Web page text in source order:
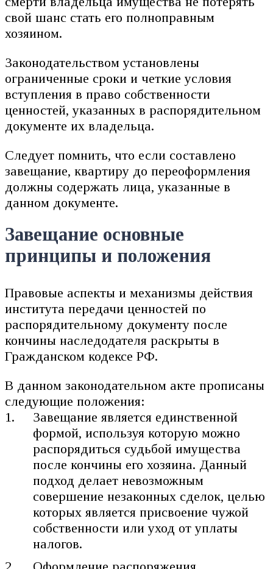
свой шанс стать его полноправным
хозяином.
Законодательством установлены
ограниченные сроки и четкие условия
вступления в право собственности
ценностей, указанных в распорядительном
документе их владельца.
Следует помнить, что если составлено
завещание, квартиру до переоформления
должны содержать лица, указанные в
данном документе.
Завещание основные
принципы и положения
Правовые аспекты и механизмы действия
института передачи ценностей по
распорядительному документу после
кончины наследодателя раскрыты в
Гражданском кодексе РФ.
В данном законодательном акте прописаны
следующие положения:
Завещание является единственной
формой, используя которую можно
распорядиться судьбой имущества
после кончины его хозяина. Данный
подход делает невозможным
совершение незаконных сделок, целью
которых является присвоение чужой
собственности или уход от уплаты
налогов.